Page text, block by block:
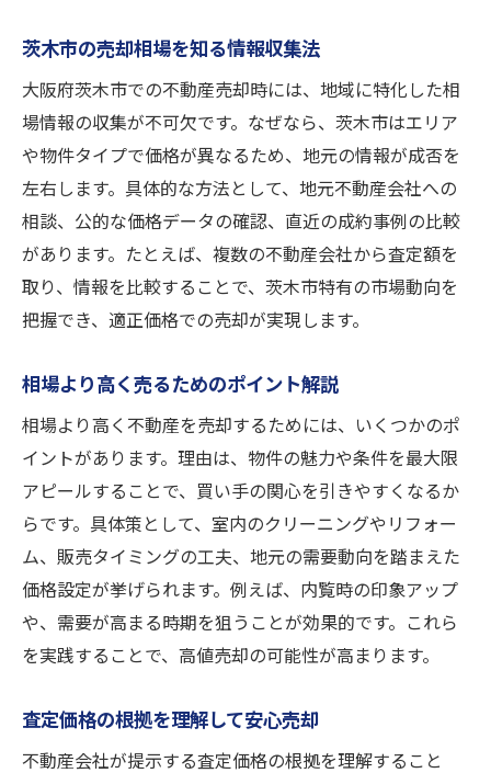
茨木市の売却相場を知る情報収集法
大阪府茨木市での不動産売却時には、地域に特化した相
場情報の収集が不可欠です。なぜなら、茨木市はエリア
や物件タイプで価格が異なるため、地元の情報が成否を
左右します。具体的な方法として、地元不動産会社への
相談、公的な価格データの確認、直近の成約事例の比較
があります。たとえば、複数の不動産会社から査定額を
取り、情報を比較することで、茨木市特有の市場動向を
把握でき、適正価格での売却が実現します。
相場より高く売るためのポイント解説
相場より高く不動産を売却するためには、いくつかのポ
イントがあります。理由は、物件の魅力や条件を最大限
アピールすることで、買い手の関心を引きやすくなるか
らです。具体策として、室内のクリーニングやリフォー
ム、販売タイミングの工夫、地元の需要動向を踏まえた
価格設定が挙げられます。例えば、内覧時の印象アップ
や、需要が高まる時期を狙うことが効果的です。これら
を実践することで、高値売却の可能性が高まります。
査定価格の根拠を理解して安心売却
不動産会社が提示する査定価格の根拠を理解すること